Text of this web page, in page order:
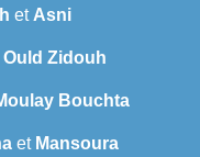
et Asni
Ould Zidouh
Bouchta
et Mansoura